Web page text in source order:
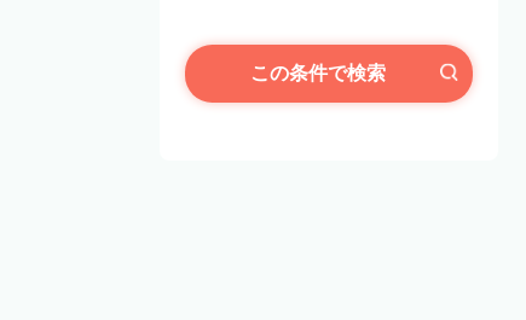
この条件で検索